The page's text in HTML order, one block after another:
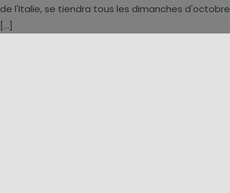
de l'Italie, se tiendra tous les dimanches d'octobre
[...]